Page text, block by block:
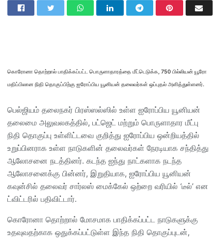
கொரோனா தொற்றால் பாதிக்கப்பட்ட பொருளாதாரத்தை மீட்டெடுக்க, 750 பில்லியன் யூரோ
மதிப்பிலான நிதி தொகுப்பிற்கு ஐரோப்பிய யூனியன் தலைவர்கள் ஒப்புதல் அளித்துள்ளனர்.
பெல்ஜியம் தலைநகர் பிரஸ்ஸல்ஸில் உள்ள ஐரோப்பிய யூனியன்
தலைமை அலுவலகத்தில், பட்ஜெட் மற்றும் பொருளாதார மீட்பு
நிதி தொகுப்பு உள்ளிட்டவை குறித்து ஐரோப்பிய ஒன்றியத்தில்
உறுப்பினராக உள்ள நாடுகளின் தலைவர்கள் நேரடியாக சந்தித்து
ஆலோசனை நடத்தினர். கடந்த ஐந்து நாட்களாக நடந்த
ஆலோசனைக்கு பின்னர், இறுதியாக, ஐரோப்பிய யூனியன்
கவுன்சில் தலைவர் சார்லஸ் மைக்கேல் ஒற்றை வரியில் ‘டீல்’ என
ட்விட்டரில் பதிவிட்டார்.
கொரோனா தொற்றால் மோசமாக பாதிக்கப்பட்ட நாடுகளுக்கு
உதவுவதற்காக ஒதுக்கப்பட்டுள்ள இந்த நிதி தொகுப்புடன்,